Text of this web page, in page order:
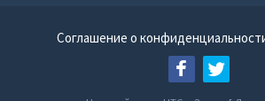
Соглашение о